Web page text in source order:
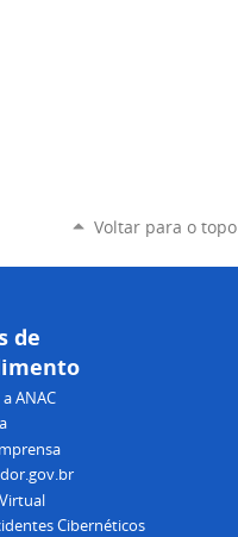
Voltar para o topo
de
ANAC
Cibernéticos